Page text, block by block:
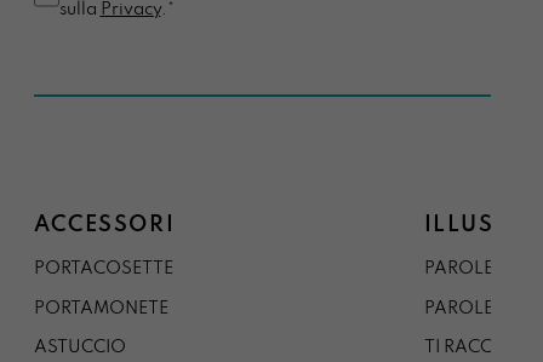
sulla Privacy.*
ACCESSORI
PORTACOSETTE
PORTAMONETE
ASTUCCIO
PAROLE DAL
PAROLE DA
TI